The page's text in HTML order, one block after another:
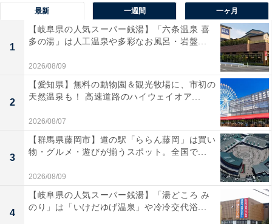
まずはアップデートで対策を
ソフトウェアの問題と推定できた場合、まずは関連ソフ
トなどのアップデートを行います。OSやディスプレイ関
連のアップデートは定期的に提供されているので、これ
らのアップデートから行いましょう。さらに、使用して
いるソフトのアップデートもします。これで変わらない
場合は、ディスプレイ関連やGPUなどの設定を確認しま
しょう。各種設定をデフォルトに戻す、違う設定にして
最新 一週間 一ヶ月
1
【岐阜県の人気スーパー銭湯】「六条温泉 喜
多の湯」は人工温泉や多彩なお風呂・岩盤...
2026/08/09
2
【愛知県】無料の動物園＆観光牧場に、市初の
天然温泉も！ 高速道路のハイウェイオア...
2026/08/07
3
【群馬県藤岡市】道の駅「ららん藤岡」は買い
物・グルメ・遊びが揃うスポット。全国で...
2026/08/09
4
【岐阜県の人気スーパー銭湯】「湯どころ み
のり」は「いけだゆげ温泉」や冷冷交代浴...